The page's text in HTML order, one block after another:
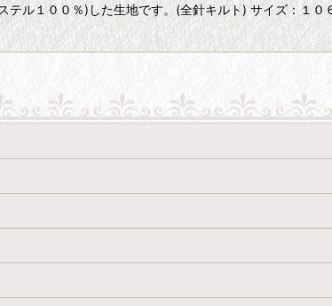
ル１００％)した生地です。(全針キルト) サイズ：１